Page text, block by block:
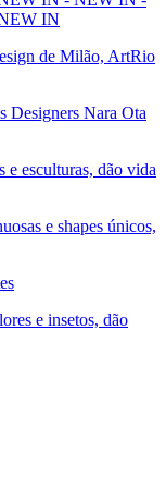
IN
de Milão, ArtRio
Designers Nara Ota
e esculturas, dão vida
e shapes únicos,
e insetos, dão